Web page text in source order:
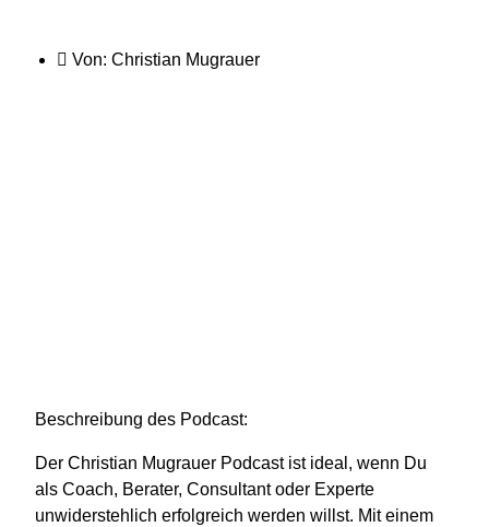
Von: Christian Mugrauer
Beschreibung des Podcast:
Der Christian Mugrauer Podcast ist ideal, wenn Du
als Coach, Berater, Consultant oder Experte
unwiderstehlich erfolgreich werden willst. Mit einem